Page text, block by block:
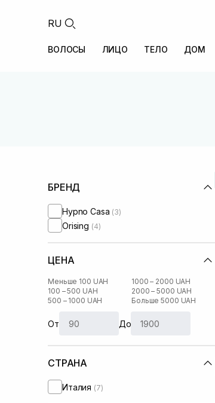
RU
ВОЛОСЫ ЛИЦО ТЕЛО ДОМ
БРЕНД
Hypno Casa (3)
Orising (4)
ЦЕНА
Меньше 100 UAH
100 – 500 UAH
500 – 1000 UAH
1000 – 2000 UAH
2000 – 5000 UAH
Больше 5000 UAH
От До
СТРАНА
Италия (7)